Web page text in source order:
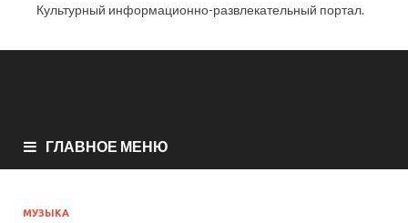
Культурный информационно-развлекательный портал.
ГЛАВНОЕ МЕНЮ
МУЗЫКА